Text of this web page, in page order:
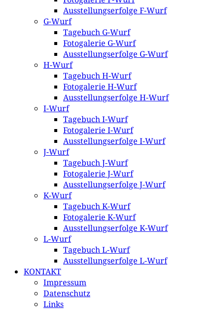
Ausstellungserfolge F-Wurf
G-Wurf
Tagebuch G-Wurf
Fotogalerie G-Wurf
Ausstellungserfolge G-Wurf
H-Wurf
Tagebuch H-Wurf
Fotogalerie H-Wurf
Ausstellungserfolge H-Wurf
I-Wurf
Tagebuch I-Wurf
Fotogalerie I-Wurf
Ausstellungserfolge I-Wurf
J-Wurf
Tagebuch J-Wurf
Fotogalerie J-Wurf
Ausstellungserfolge J-Wurf
K-Wurf
Tagebuch K-Wurf
Fotogalerie K-Wurf
Ausstellungserfolge K-Wurf
L-Wurf
Tagebuch L-Wurf
Ausstellungserfolge L-Wurf
KONTAKT
Impressum
Datenschutz
Links